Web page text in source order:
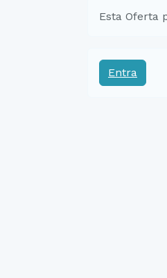
Esta Oferta
Entra